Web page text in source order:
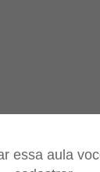
essa aula